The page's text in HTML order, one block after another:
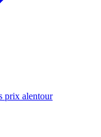
prix alentour